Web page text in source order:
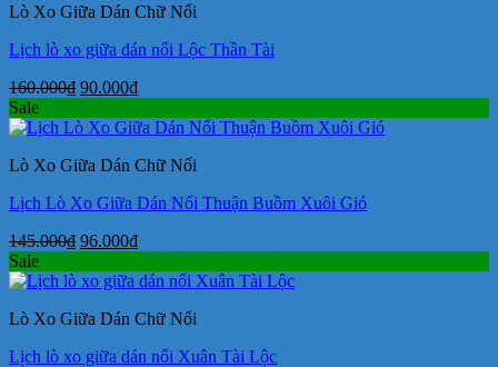
96.000₫.
Lò Xo Giữa Dán Chữ Nổi
Lịch lò xo giữa dán nổi Lộc Thần Tài
160.000₫ Giá
là:
90.000₫Giá
tại
90.000₫.
Sale
Lò Xo Giữa Dán Chữ Nổi
Lịch Lò Xo Giữa Dán Nổi Thuận Buồm Xuôi Gió
145.000₫ Giá
là:
96.000₫Giá
tại
96.000₫.
Sale
Lò Xo Giữa Dán Chữ Nổi
Lịch lò xo giữa dán nổi Xuân Tài Lộc